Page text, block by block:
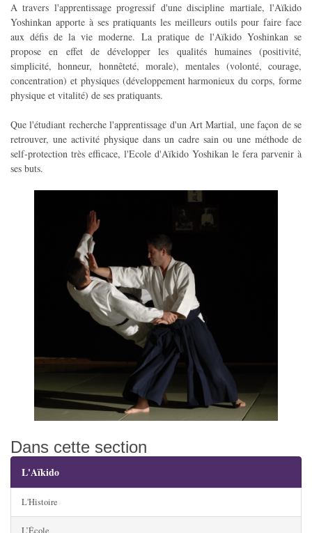
A travers l'apprentissage progressif d'une discipline martiale, l'Aïkido
Yoshinkan apporte à ses pratiquants les meilleurs outils pour faire face
aux défis de la vie moderne. La pratique de l'Aïkido Yoshinkan se
propose en effet de développer les qualités humaines (positivité,
simplicité, honneur, honnêteté, morale), mentales (volonté, courage,
concentration) et physiques (développement harmonieux du corps, forme
physique et vitalité) de ses pratiquants.
Que l'étudiant recherche l'apprentissage d'un Art Martial, une façon de se
retrouver, une activité physique dans un cadre sain ou une méthode de
self-protection très efficace, l'Ecole d'Aïkido Yoshikan le fera parvenir à
ses buts.
Dans cette section
L'Aïkido
L'Histoire